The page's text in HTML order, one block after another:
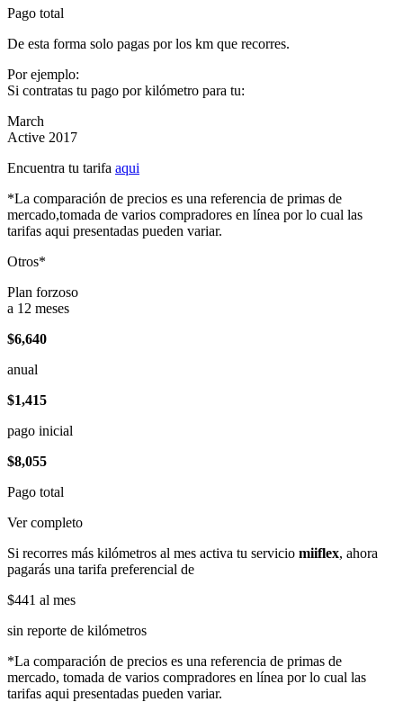
Pago total
De esta forma solo pagas por los km que recorres.
Por ejemplo:
Si contratas tu pago por kilómetro para tu:
March
Active 2017
Encuentra tu tarifa aqui
*La comparación de precios es una referencia de primas de
mercado,tomada de varios compradores en línea por lo cual las
tarifas aqui presentadas pueden variar.
Otros*
Plan forzoso
a 12 meses
$6,640
anual
$1,415
pago inicial
$8,055
Pago total
Ver completo
Si recorres más kilómetros al mes activa tu servicio miiflex, ahora
pagarás una tarifa preferencial de
$441 al mes
sin reporte de kilómetros
*La comparación de precios es una referencia de primas de
mercado, tomada de varios compradores en línea por lo cual las
tarifas aqui presentadas pueden variar.